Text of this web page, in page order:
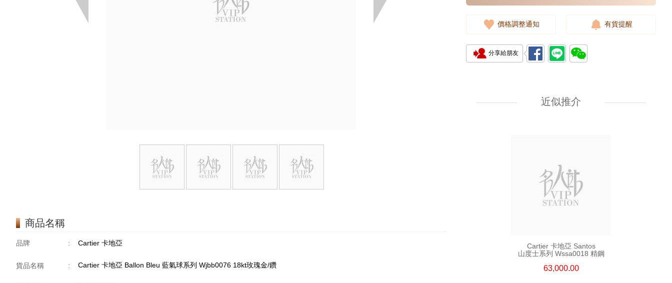
商品名稱
品牌 : Cartier 卡地亞
貨品名稱 : Cartier 卡地亞 Ballon Bleu 藍氣球系列 Wjbb0076 18kt玫瑰金/鑽
價格調整通知 有貨提醒
分享給朋友
近似推介
38,000.00
Cartier 卡地亞 Santos
山度士系列 Wssa0018 精鋼
63,000.00